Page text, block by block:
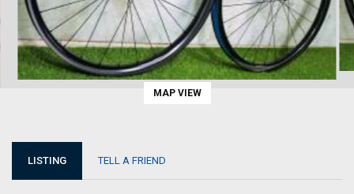
MAP VIEW
LISTING TELL A FRIEND